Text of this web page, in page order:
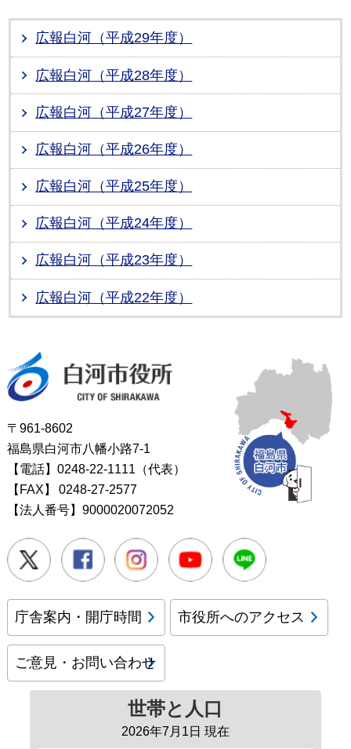
広報白河（平成29年度）
広報白河（平成28年度）
広報白河（平成27年度）
広報白河（平成26年度）
広報白河（平成25年度）
広報白河（平成24年度）
広報白河（平成23年度）
広報白河（平成22年度）
〒961-8602
福島県白河市八幡小路7-1
【電話】0248-22-1111（代表）
【FAX】
0248-27-2577
【法人番号】9000020072052
Twitter FacebookInstagramYoutube
庁舎案内・開庁時間 市役所へのアクセス
ご意見・お問い合わせ
世帯と人口
2026年7月1日 現在